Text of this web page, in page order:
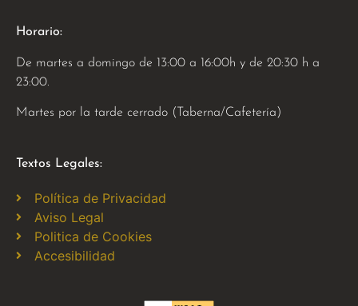
Horario:
De martes a domingo de 13:00 a 16:00h y de 20:30 h a
23:00.
Martes por la tarde cerrado (Taberna/Cafetería)
Textos Legales:
Política de Privacidad
Aviso Legal
Politica de Cookies
Accesibilidad